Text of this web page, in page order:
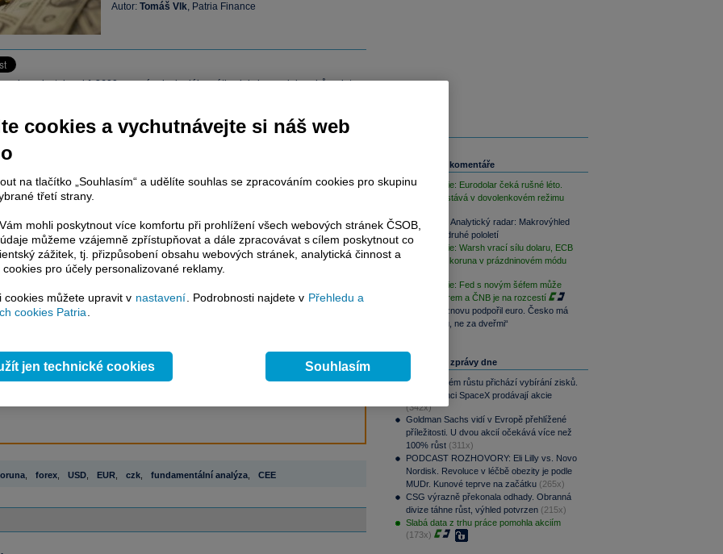
Autor: Tomáš Vlk, Patria Finance
dnes dostal pod 1,3600 poprvé od minulého pátku, kdy ho poslala vzhůru data z
článku je dostupné jen klientům placených služebPatria Plus/
Pluspřípadně uživatelům platformy
placeného informačního servisu získáte
kekompletnímu zpravodajství
bez jakýchkoliv omezení. Veškeré
terminálovou metodou (bez nutnosti obnovovat stránku) bez
a v plné verzi.
mailové zpravodajství,data z finančních trhů v reálném čase, kompletní
servis
časových řad ke stažení,
, forex, USD, EUR, czk, fundamentální analýza, CEE
Související komentáře
FX Strategie: Eurodolar čeká rušné léto.
Koruna zůstává v dovolenkovém režimu
PODCAST Analytický radar: Makrovýhled
Patrie pro druhé pololetí
FX Strategie: Warsh vrací sílu dolaru, ECB
vyčkává a koruna v prázdninovém módu
FX Strategie: Fed s novým šéfem může
otřást dolarem a ČNB je na rozcestí
Prezident znovu podpořil euro. Česko má
být „u stolu, ne za dveřmi“
Nejčtenější zprávy dne
Po raketovém růstu přichází vybírání zisků.
Zaměstnanci SpaceX prodávají akcie
(342x)
Goldman Sachs vidí v Evropě přehlížené
příležitosti. U dvou akcií očekává více než
100% růst (311x)
PODCAST ROZHOVORY: Eli Lilly vs. Novo
Nordisk. Revoluce v léčbě obezity je podle
MUDr. Kunové teprve na začátku (265x)
CSG výrazně překonala odhady. Obranná
divize táhne růst, výhled potvrzen (215x)
Slabá data z trhu práce pomohla akciím
(173x)
cookies a vychutnávejte si náš web
na tlačítko „Souhlasím“ a udělíte souhlas se zpracováním cookies pro skupinu
třetí strany.
mohli poskytnout více komfortu při prohlížení všech webových stránek ČSOB,
můžeme vzájemně zpřístupňovat a dále zpracovávat s cílem poskytnout co
zážitek, tj. přizpůsobení obsahu webových stránek, analytická činnost a
pro účely personalizované reklamy.
cookies můžete upravit v nastavení . Podrobnosti najdete v Přehledu a
cookies Patria
jen technické cookies Souhlasím